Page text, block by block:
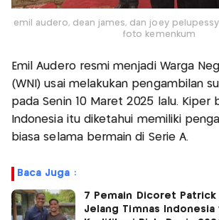
emil audero, dean james, dan joey
foto kemenkum
Emil Audero resmi menjadi Warga
(WNI) usai melakukan pengambilan
pada Senin 10 Maret 2025 lalu. Kiper
Indonesia itu diketahui memiliki
biasa selama bermain di Serie A.
Baca Juga :
7 Pemain Dicoret
Jelang Timnas Indonesia